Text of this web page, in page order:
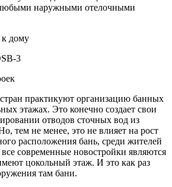
наружными отелочными
3
практикуют организацию банных
этажах. Это конечно создает свои
отводов сточных вод из
тем не менее, это не влияет на рост
расположения бань, среди жителей
современные новостройки являются
цокольный этаж. И это как раз
там бани.